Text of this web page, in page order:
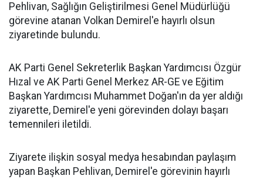
Pehlivan, Sağlığın Geliştirilmesi Genel Müdürlüğü
görevine atanan Volkan Demirel'e hayırlı olsun
ziyaretinde bulundu.
AK Parti Genel Sekreterlik Başkan Yardımcısı Özgür
Hızal ve AK Parti Genel Merkez AR-GE ve Eğitim
Başkan Yardımcısı Muhammet Doğan'ın da yer aldığı
ziyarette, Demirel'e yeni görevinden dolayı başarı
temennileri iletildi.
Ziyarete ilişkin sosyal medya hesabından paylaşım
yapan Başkan Pehlivan, Demirel'e görevinin hayırlı